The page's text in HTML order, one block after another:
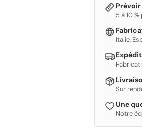
5 à 10
Italie,
Sur
Une
Notre